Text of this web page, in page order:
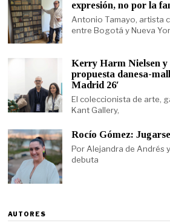
expresión, no por la
Antonio Tamayo, artista
entre Bogotá y Nueva
Kerry Harm Nielsen
propuesta danesa-
Madrid 26′
El coleccionista de arte,
Kant Gallery,
Rocío Gómez:
Por Alejandra de Andrés
debuta
AUTORES